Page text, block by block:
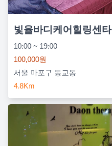
빛율바디케어힐링센타
10:00 ~ 19:00
100,000원
서울 마포구 동교동
4.8Km